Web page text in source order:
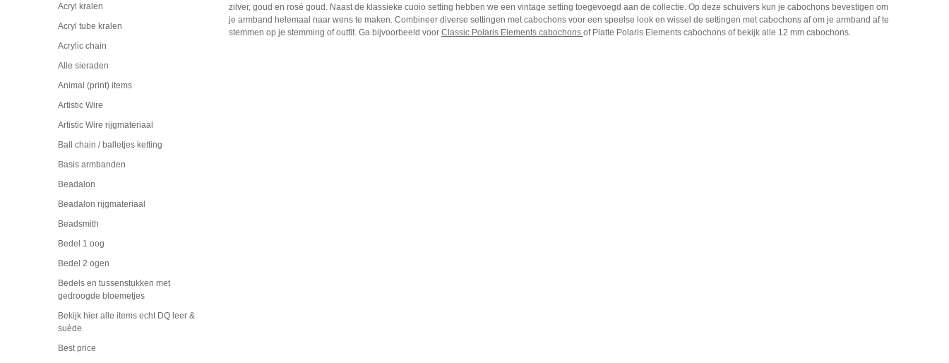
Acryl kralen
Acryl tube kralen
Acrylic chain
Alle sieraden
Animal (print) items
Artistic Wire
Artistic Wire rijgmateriaal
Ball chain / balletjes ketting
Basis armbanden
Beadalon
Beadalon rijgmateriaal
Beadsmith
Bedel 1 oog
Bedel 2 ogen
Bedels en tussenstukken met
gedroogde bloemetjes
Bekijk hier alle items echt DQ leer &
suède
Best price
zilver, goud en rosé goud. Naast de klassieke cuoio setting hebben we een vintage setting toegevoegd aan de collectie. Op deze schuivers kun je cabochons bevestigen om
je armband helemaal naar wens te maken. Combineer diverse settingen met cabochons voor een speelse look en wissel de settingen met cabochons af om je armband af te
stemmen op je stemming of outfit. Ga bijvoorbeeld voor Classic Polaris Elements cabochons of Platte Polaris Elements cabochons of bekijk alle 12 mm cabochons.